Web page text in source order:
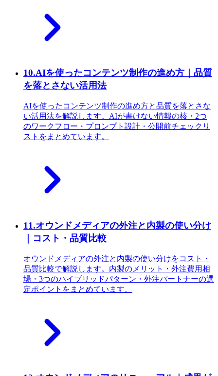
10.AIを使ったコンテンツ制作の進め方｜品質
を落とさない活用法
AIを使ったコンテンツ制作の進め方と品質を落とさな
い活用法を解説します。AIが書けない情報の核・2つ
のワークフロー・プロンプト設計・公開前チェックリ
ストをまとめています。
11.オウンドメディアの外注と内製の使い分け
｜コスト・品質比較
オウンドメディアの外注と内製の使い分けをコスト・
品質比較で解説します。内製のメリット・外注費用相
場・3つのハイブリッドパターン・外注パートナーの選
定ポイントをまとめています。